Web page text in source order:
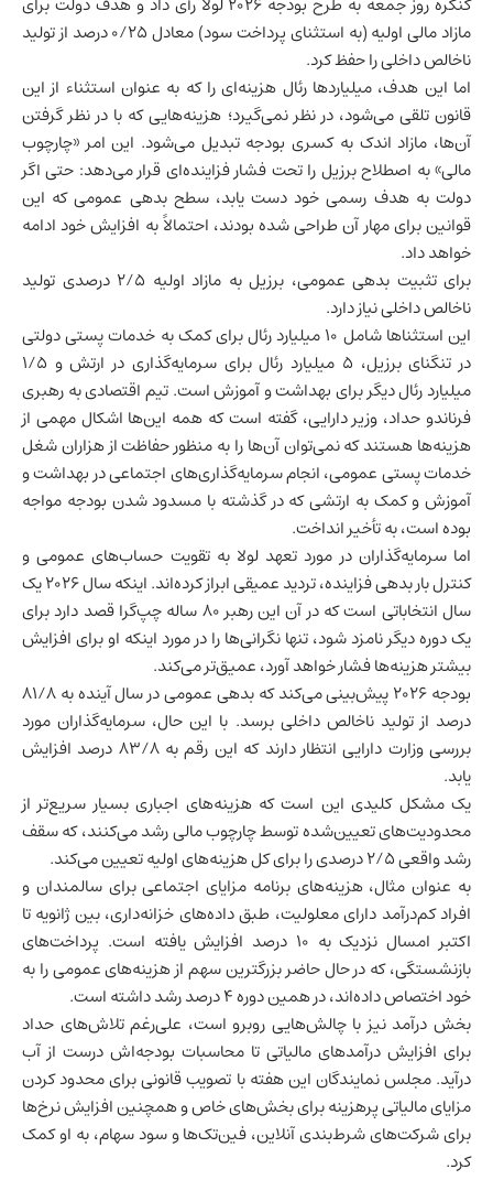
مازاد مالی اولیه (به استثنای پرداخت سود) معادل ۰/۲۵ درصد از
تولید
ناخالص داخلیرا حفظ کرد.
اما این هدف، میلیاردها رئال هزینه‌ای را که به عنوان استثناء از این
قانون تلقی می‌شود، در نظر نمی‌گیرد؛ هزینه‌هایی که با در نظر گرفتن
آن‌ها، مازاد اندک به کسری بودجه تبدیل می‌شود. این امر «چارچوب
مالی» به اصطلاح برزیل را تحت فشار فزاینده‌ای قرار می‌دهد: حتی اگر
دولت به هدف رسمی خود دست یابد، سطح بدهی عمومی که این
قوانین برای مهار آن طراحی شده بودند، احتمالاً به افزایش خود ادامه
خواهد داد.
برای تثبیت بدهی عمومی، برزیل به مازاد اولیه ۲/۵ درصدی تولید
ناخالص داخلی نیاز دارد.
این استثناها شامل ۱۰ میلیارد رئال برای کمک به خدمات پستی دولتی
در تنگنای برزیل، ۵ میلیارد رئال برای سرمایه‌گذاری در ارتش و ۱/۵
میلیارد رئال دیگر برای بهداشت و آموزش است. تیم اقتصادی به رهبری
فرناندو حداد، وزیر دارایی، گفته است که همه این‌ها اشکال مهمی از
هزینه‌ها هستند که نمی‌توان آن‌ها را به منظور حفاظت از هزاران شغل
خدمات پستی عمومی، انجام سرمایه‌گذاری‌های اجتماعی در بهداشت و
آموزش و کمک به ارتشی که در گذشته با مسدود شدن بودجه مواجه
بوده است، به تأخیر انداخت.
اما سرمایه‌گذاران در مورد تعهد لولا به تقویت حساب‌های عمومی و
کنترل بار بدهی فزاینده، تردید عمیقی ابراز کرده‌اند. اینکه سال ۲۰۲۶ یک
سال انتخاباتی است که در آن این رهبر ۸۰ ساله چپ‌گرا قصد دارد برای
یک دوره دیگر نامزد شود، تنها نگرانی‌ها را در مورد اینکه او برای افزایش
بیشتر هزینه‌ها فشار خواهد آورد، عمیق‌تر می‌کند.
بودجه ۲۰۲۶ پیش‌بینی می‌کند که بدهی عمومی در سال آینده به ۸۱/۸
درصد از تولید ناخالص داخلی برسد. با این حال، سرمایه‌گذاران مورد
بررسی وزارت دارایی انتظار دارند که این رقم به ۸۳/۸ درصد افزایش
یابد.
یک مشکل کلیدی این است که هزینه‌های اجباری بسیار سریع‌تر از
محدودیت‌های تعیین‌شده توسط چارچوب مالی رشد می‌کنند، که سقف
رشد واقعی ۲/۵ درصدی را برای کل هزینه‌های اولیه تعیین می‌کند.
به عنوان مثال، هزینه‌های برنامه مزایای اجتماعی برای سالمندان و
افراد کم‌درآمد دارای معلولیت، طبق داده‌های خزانه‌داری، بین ژانویه تا
اکتبر امسال نزدیک به ۱۰ درصد افزایش یافته است. پرداخت‌های
بازنشستگی، که در حال حاضر بزرگترین سهم از هزینه‌های عمومی را به
خود اختصاص داده‌اند، در همین دوره ۴ درصد رشد داشته است.
بخش درآمد نیز با چالش‌هایی روبرو است، علی‌رغم تلاش‌های حداد
برای افزایش درآمدهای مالیاتی تا محاسبات بودجه‌اش درست از آب
درآید. مجلس نمایندگان این هفته با تصویب قانونی برای محدود کردن
مزایای مالیاتی پرهزینه برای بخش‌های خاص و همچنین افزایش نرخ‌ها
برای شرکت‌های شرط‌بندی آنلاین، فین‌تک‌ها و سود سهام، به او کمک
کرد.